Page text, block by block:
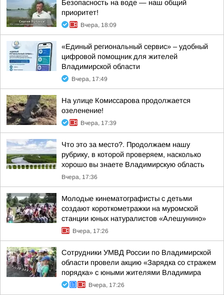
Безопасность на воде — наш общий
приоритет!
Вчера, 18:09
«Единый региональный сервис» – удобный
цифровой помощник для жителей
Владимирской области
Вчера, 17:49
На улице Комиссарова продолжается
озеленение!
Вчера, 17:39
Что это за место?. Продолжаем нашу
рубрику, в которой проверяем, насколько
хорошо вы знаете Владимирскую область
Вчера, 17:36
Молодые кинематографисты с детьми
создают короткометражки на муромской
станции юных натуралистов «Алешунино»
Вчера, 17:26
Сотрудники УМВД России по Владимирской
области провели акцию «Зарядка со стражем
порядка» с юными жителями Владимира
Вчера, 17:26